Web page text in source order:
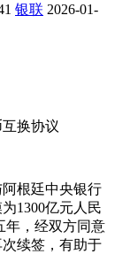
银联 2026-01-
换协议
根廷中央银行
1300亿元人民
年，经双方同意
续签，有助于